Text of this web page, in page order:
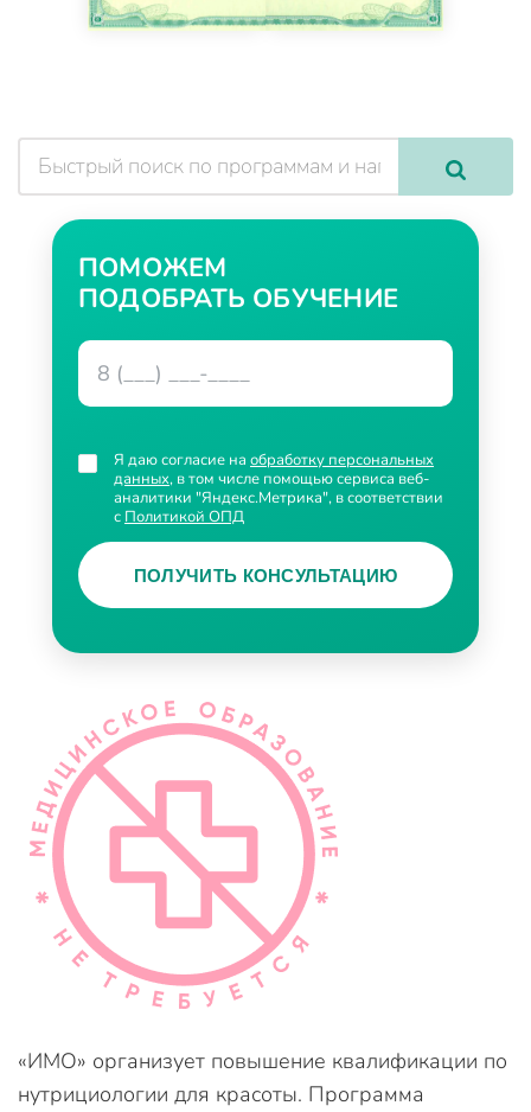
ПОМОЖЕМ
ПОДОБРАТЬ ОБУЧЕНИЕ
Я даю согласие на обработку персональных
данных, в том числе помощью сервиса веб-
аналитики "Яндекс.Метрика", в соответствии
с Политикой ОПД
ПОЛУЧИТЬ КОНСУЛЬТАЦИЮ
«ИМО» организует повышение квалификации по
нутрициологии для красоты. Программа